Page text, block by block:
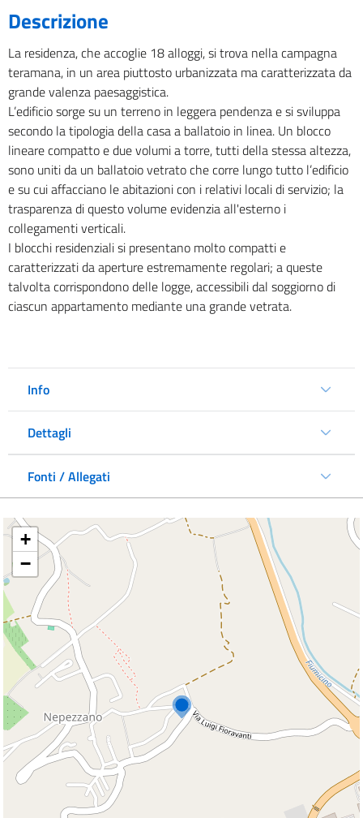
Descrizione
La residenza, che accoglie 18 alloggi, si trova nella campagna
teramana, in un area piuttosto urbanizzata ma caratterizzata da
grande valenza paesaggistica.
L’edificio sorge su un terreno in leggera pendenza e si sviluppa
secondo la tipologia della casa a ballatoio in linea. Un blocco
lineare compatto e due volumi a torre, tutti della stessa altezza,
sono uniti da un ballatoio vetrato che corre lungo tutto l’edificio
e su cui affacciano le abitazioni con i relativi locali di servizio; la
trasparenza di questo volume evidenzia all'esterno i
collegamenti verticali.
I blocchi residenziali si presentano molto compatti e
caratterizzati da aperture estremamente regolari; a queste
talvolta corrispondono delle logge, accessibili dal soggiorno di
ciascun appartamento mediante una grande vetrata.
Info
Dettagli
Fonti / Allegati
+
−